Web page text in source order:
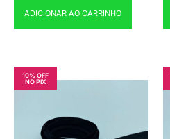
ADICIONAR AO CARRINHO
10% OFF
NO PIX